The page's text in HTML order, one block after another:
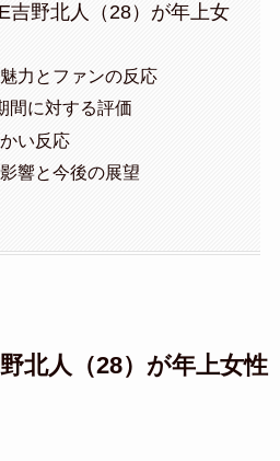
吉野北人（28）が年上女
力とファンの反応
間に対する評価
い反応
響と今後の展望
北人（28）が年上女性